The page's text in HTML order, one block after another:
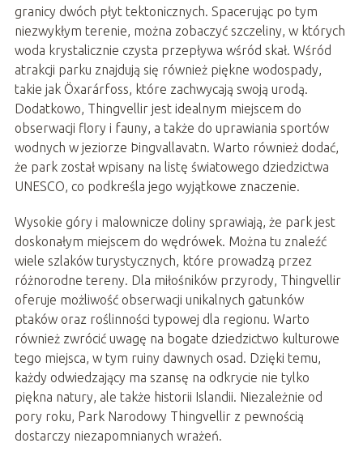
granicy dwóch płyt tektonicznych. Spacerując po tym
niezwykłym terenie, można zobaczyć szczeliny, w których
woda krystalicznie czysta przepływa wśród skał. Wśród
atrakcji parku znajdują się również piękne wodospady,
takie jak Öxarárfoss, które zachwycają swoją urodą.
Dodatkowo, Thingvellir jest idealnym miejscem do
obserwacji flory i fauny, a także do uprawiania sportów
wodnych w jeziorze Þingvallavatn. Warto również dodać,
że park został wpisany na listę światowego dziedzictwa
UNESCO, co podkreśla jego wyjątkowe znaczenie.
Wysokie góry i malownicze doliny sprawiają, że park jest
doskonałym miejscem do wędrówek. Można tu znaleźć
wiele szlaków turystycznych, które prowadzą przez
różnorodne tereny. Dla miłośników przyrody, Thingvellir
oferuje możliwość obserwacji unikalnych gatunków
ptaków oraz roślinności typowej dla regionu. Warto
również zwrócić uwagę na bogate dziedzictwo kulturowe
tego miejsca, w tym ruiny dawnych osad. Dzięki temu,
każdy odwiedzający ma szansę na odkrycie nie tylko
piękna natury, ale także historii Islandii. Niezależnie od
pory roku, Park Narodowy Thingvellir z pewnością
dostarczy niezapomnianych wrażeń.